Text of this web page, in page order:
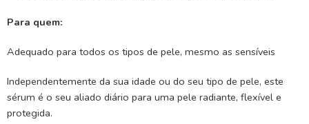
Para quem:
Adequado para todos os tipos de pele, mesmo as sensíveis
Independentemente da sua idade ou do seu tipo de pele, este
sérum é o seu aliado diário para uma pele radiante, flexível e
protegida.